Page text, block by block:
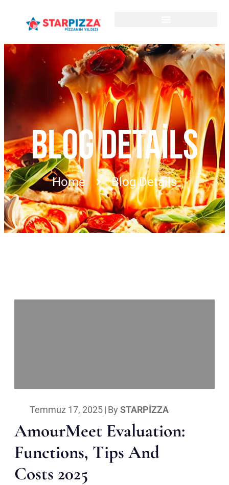
BLOG DETAILS
Home Blog Details
Temmuz 17, 2025| By STARPIZZA
AmourMeet Evaluation:
Functions, Tips And
Costs 2025